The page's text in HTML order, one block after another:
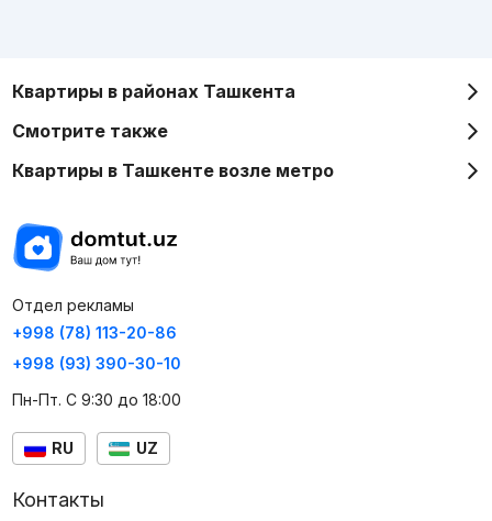
Квартиры в районах Ташкента
Смотрите также
Квартиры в Ташкенте возле метро
Отдел рекламы
+998 (78) 113-20-86
+998 (93) 390-30-10
Пн-Пт. С 9:30 до 18:00
RU UZ
Контакты